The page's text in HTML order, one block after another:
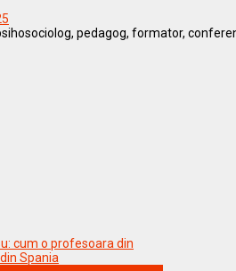
pedagog, formator,